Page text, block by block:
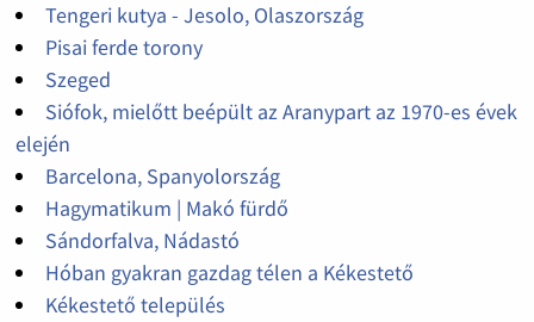
Tengeri kutya - Jesolo, Olaszország
Pisai ferde torony
Szeged
Siófok, mielőtt beépült az Aranypart az 1970-es évek
elején
Barcelona, Spanyolország
Hagymatikum | Makó fürdő
Sándorfalva, Nádastó
Hóban gyakran gazdag télen a Kékestető
Kékestető település